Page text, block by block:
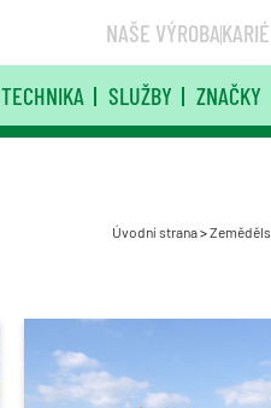
NAŠE VÝROBA
TECHNIKA SLUŽBY ZNAČKY
Úvodní strana>